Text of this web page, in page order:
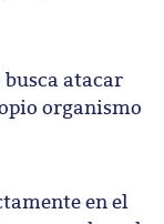
atacar
organismo
en el